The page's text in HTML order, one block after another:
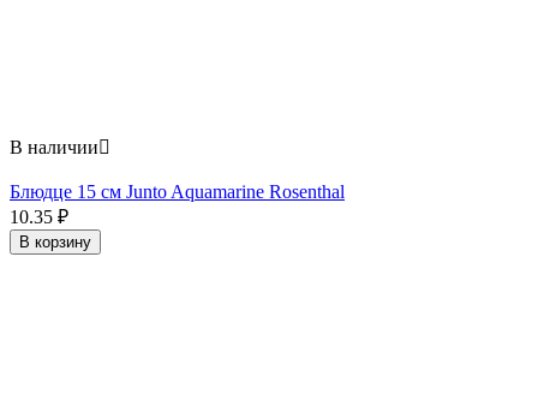
В наличии
Блюдце 15 см Junto Aquamarine Rosenthal
10.35 ₽
В корзину